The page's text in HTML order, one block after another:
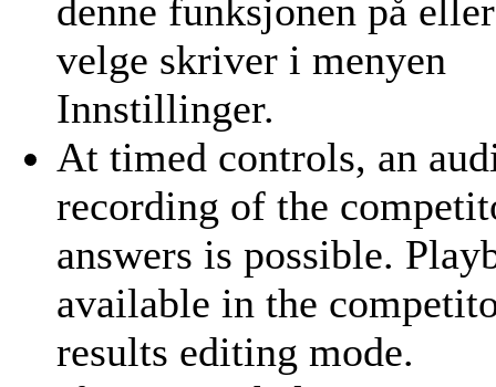
denne funksjonen på
velge skriver i menyen
Innstillinger.
At timed controls, an
recording of the
answers is possible.
available in the
results editing mode.